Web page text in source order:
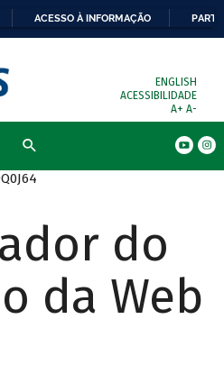
ACESSO À INFORMAÇÃO
ENGLISH
ACESSIBILIDADE
A+ A-
do
da Web